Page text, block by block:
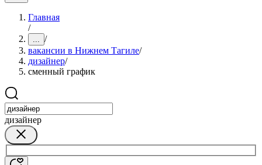
Главная
/
... /
вакансии в Нижнем Тагиле/
дизайнер/
сменный график
дизайнер